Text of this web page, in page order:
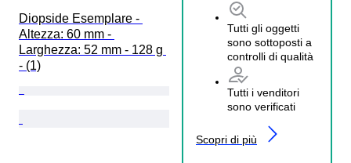
Tutti gli oggetti
sono sottoposti a
controlli di qualità
Tutti i venditori
sono verificati
Scopri di più
Diopside Esemplare -
Altezza: 60 mm -
Larghezza: 52 mm - 128 g
- (1)